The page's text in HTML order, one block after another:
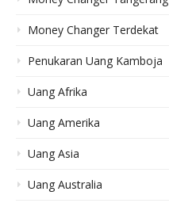
Money Changer Terdekat
Penukaran Uang Kamboja
Uang Afrika
Uang Amerika
Uang Asia
Uang Australia